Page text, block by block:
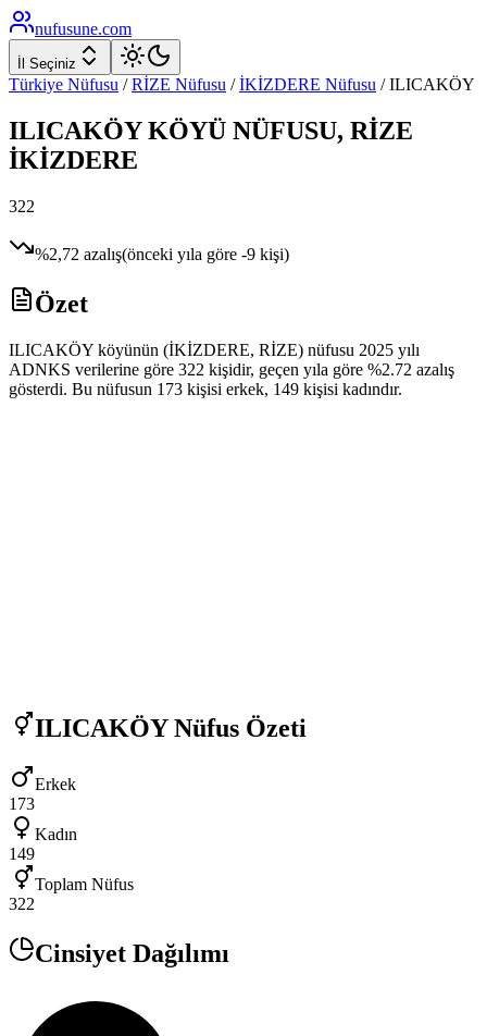
nufusune.com
İl Seçiniz
Türkiye Nüfusu / RİZE Nüfusu / İKİZDERE Nüfusu /ILICAKÖY
ILICAKÖYKÖYÜ NÜFUSU, RİZE
İKİZDERE
322
%2,72 azalış(önceki yıla göre -9 kişi)
Özet
ILICAKÖY köyünün (İKİZDERE, RİZE) nüfusu 2025 yılı
ADNKS verilerine göre 322 kişidir, geçen yıla göre %2.72 azalış
gösterdi. Bu nüfusun 173 kişisi erkek, 149 kişisi kadındır.
ILICAKÖYNüfus Özeti
Erkek
173
Kadın
149
Toplam Nüfus
322
Cinsiyet Dağılımı